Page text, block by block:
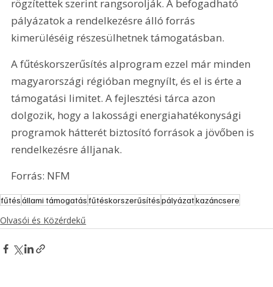
rögzítettek szerint rangsorolják. A befogadható
pályázatok a rendelkezésre álló forrás
kimerüléséig részesülhetnek támogatásban.
A fűtéskorszerűsítés alprogram ezzel már minden
magyarországi régióban megnyílt, és el is érte a
támogatási limitet. A fejlesztési tárca azon
dolgozik, hogy a lakossági energiahatékonysági
programok hátterét biztosító források a jövőben is
rendelkezésre álljanak.
Forrás: NFM
fűtésállami támogatásfűtéskorszerűsítéspályázatkazáncsere
Olvasói és Közérdekű